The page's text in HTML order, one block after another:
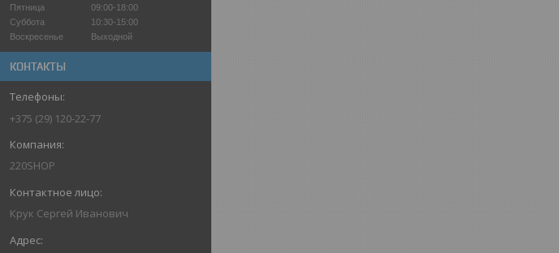
Пятница
09:00-18:00
Суббота
10:30-15:00
Воскресенье
Выходной
КОНТАКТЫ
+375 (29) 120-22-77
220SHOP
Крук Сергей Иванович